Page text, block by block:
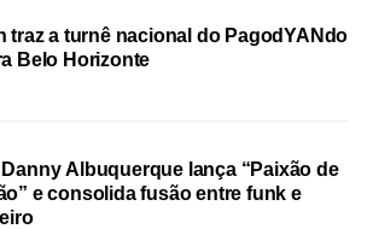
traz a turnê nacional do PagodYANdo
Belo Horizonte
Danny Albuquerque lança “Paixão de
e consolida fusão entre funk e